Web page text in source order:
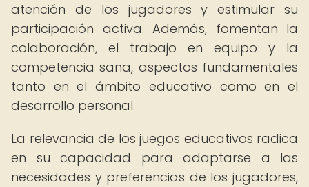
atención de los jugadores y estimular su
participación activa. Además, fomentan la
colaboración, el trabajo en equipo y la
competencia sana, aspectos fundamentales
tanto en el ámbito educativo como en el
desarrollo personal.
La relevancia de los juegos educativos radica
en su capacidad para adaptarse a las
necesidades y preferencias de los jugadores,